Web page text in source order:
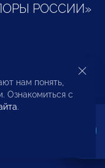
РОССИИ»
и
нам понять,
Ознакомиться с
.